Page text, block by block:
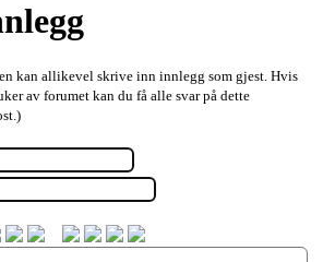
kan allikevel skrive inn innlegg som gjest. Hvis
av forumet kan du få alle svar på dette